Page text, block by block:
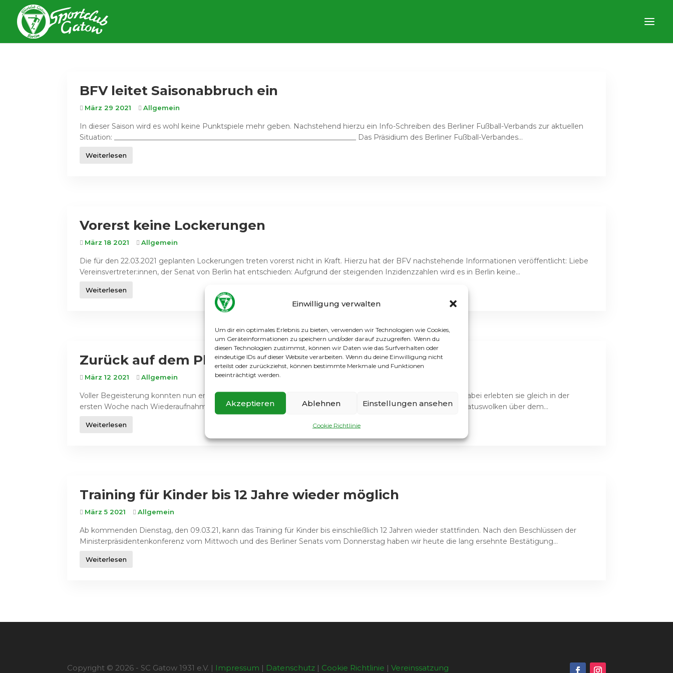
Einwilligung verwalten
Um dir ein optimales Erlebnis zu bieten, verwenden wir Technologien wie Cookies,
um Geräteinformationen zu speichern und/oder darauf zuzugreifen. Wenn du
diesen Technologien zustimmst, können wir Daten wie das Surfverhalten oder
eindeutige IDs auf dieser Website verarbeiten. Wenn du deine Einwilligung nicht
erteilst oder zurückziehst, können bestimmte Merkmale und Funktionen
beeinträchtigt werden.
Akzeptieren Ablehnen Einstellungen ansehen
Cookie Richtlinie
BFV leitet Saisonabbruch ein
März 29 2021 Allgemein
In dieser Saison wird es wohl keine Punktspiele mehr geben. Nachstehend hierzu ein Info-Schreiben des Berliner Fußball-Verbands zur aktuellen
Situation: _____________________________________________________________________ Das Präsidium des Berliner Fußball-Verbandes...
Weiterlesen
Vorerst keine Lockerungen
März 18 2021 Allgemein
Die für den 22.03.2021 geplanten Lockerungen treten vorerst nicht in Kraft. Hierzu hat der BFV nachstehende Informationen veröffentlicht: Liebe
Vereinsvertreter:innen, der Senat von Berlin hat entschieden: Aufgrund der steigenden Inzidenzzahlen wird es in Berlin keine...
Weiterlesen
Zurück auf dem Platz
März 12 2021 Allgemein
Voller Begeisterung konnten nun endlich wieder die kleinen SC Gatow-Fußballer der F2 zurück auf den Platz. Dabei erlebten sie gleich in der
ersten Woche nach Wiederaufnahme des Trainingsbetriebs ein herrliches Naturschauspiel, fantastische Mammatuswolken über dem...
Weiterlesen
Training für Kinder bis 12 Jahre wieder möglich
März 5 2021 Allgemein
Ab kommenden Dienstag, den 09.03.21, kann das Training für Kinder bis einschließlich 12 Jahren wieder stattfinden. Nach den Beschlüssen der
Ministerpräsidentenkonferenz vom Mittwoch und des Berliner Senats vom Donnerstag haben wir heute die lang ersehnte Bestätigung...
Weiterlesen
Copyright © 2026 - SC Gatow 1931 e.V. | Impressum | Datenschutz | Cookie Richtlinie |Vereinssatzung